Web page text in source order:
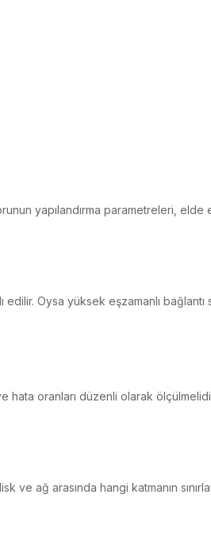
yapılandırma parametreleri, elde
Oysa yüksek eşzamanlı bağlantı
hata oranları düzenli olarak
ve ağ arasında hangi katmanın